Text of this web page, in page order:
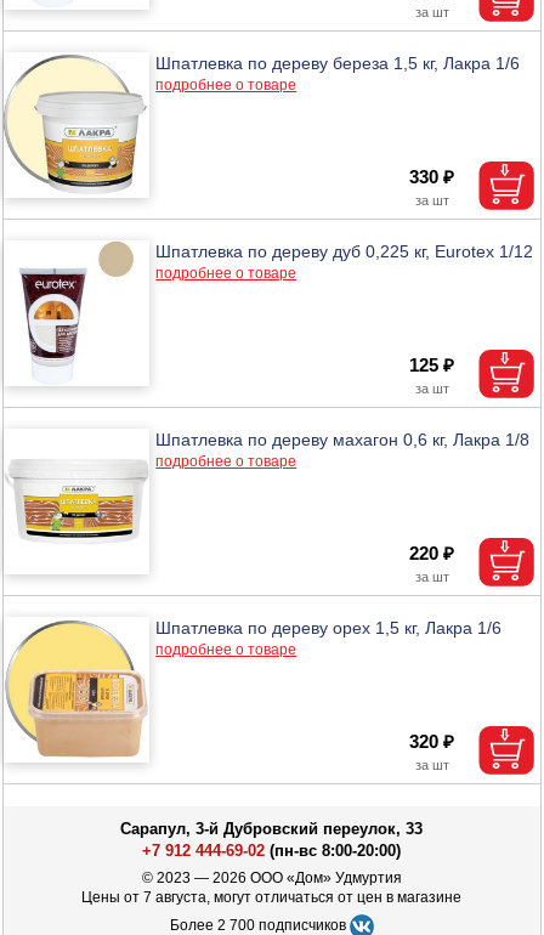
Шпатлевка по дереву береза 1,5 кг, Лакра 1/6
подробнее о товаре
330 ₽
Шпатлевка по дереву дуб 0,225 кг, Eurotex 1/12
подробнее о товаре
125 ₽
Шпатлевка по дереву махагон 0,6 кг, Лакра 1/8
подробнее о товаре
220 ₽
Шпатлевка по дереву орех 1,5 кг, Лакра 1/6
подробнее о товаре
320 ₽
Сарапул, 3-й Дубровский переулок, 33
+7 912 444-69-02 (пн-вс 8:00-20:00)
© 2023 — 2026 ООО «Дом» Удмуртия
Цены от 7 августа, могут отличаться от цен в магазине
Более 2 700 подписчиков